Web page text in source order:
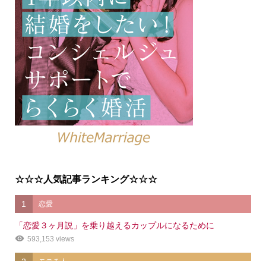
☆☆☆人気記事ランキング☆☆☆
1 恋愛
「恋愛３ヶ月説」を乗り越えるカップルになるために
593,153 views